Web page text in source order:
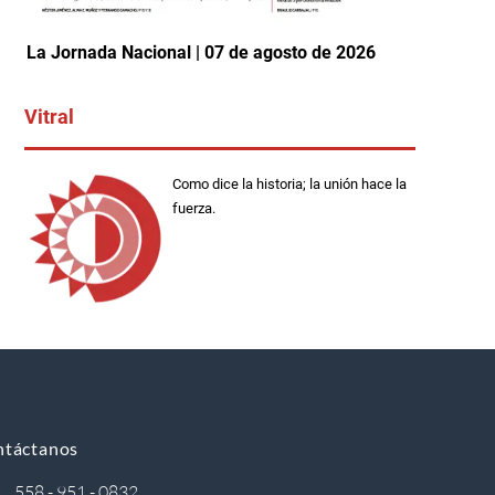
La Jornada Nacional | 07 de agosto de 2026
Vitral
Como dice la historia; la unión hace la
fuerza.